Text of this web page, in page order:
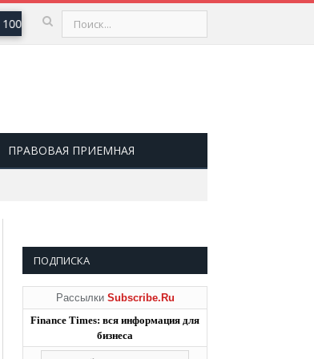
100,66 ₽ ▲ 0,73 USD
ПРАВОВАЯ ПРИЕМНАЯ
ПОДПИСКА
Рассылки Subscribe.Ru
Finance Times: вся информация для
бизнеса